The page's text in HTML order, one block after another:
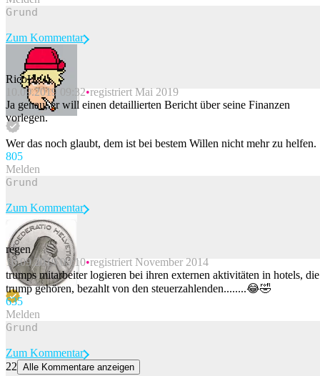
Beitrag melden
Zum Kommentar
RicoH
10.09.2019 09:32 registriert Mai 2019
Ja genau, er will einen detaillierten Bericht über seine Finanzen
vorlegen.
Wer das noch glaubt, dem ist bei bestem Willen nicht mehr zu helfen.
805
Melden
Beitrag melden
Zum Kommentar
regen
10.09.2019 09:10 registriert November 2014
trumps mitarbeiter logieren bei ihren externen aktivitäten in hotels, die
trump gehören, bezahlt von den steuerzahlenden........😂🤣
635
Melden
Zum Kommentar
22 Alle Kommentare anzeigen